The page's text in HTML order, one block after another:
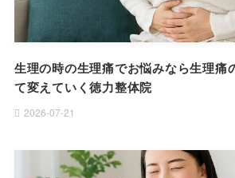
生理の時の生理痛でお悩みなら生理痛
て変えていく徳力整体院
2026-07-21